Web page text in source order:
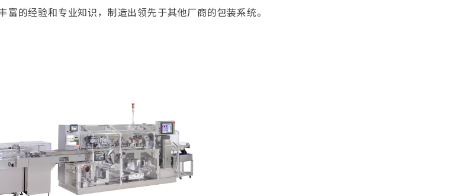
的经验和专业知识，制造出领先于其他厂商的包装系统。